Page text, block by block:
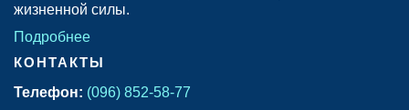
жизненной силы.
Подробнее
КОНТАКТЫ
Телефон: (096) 852-58-77